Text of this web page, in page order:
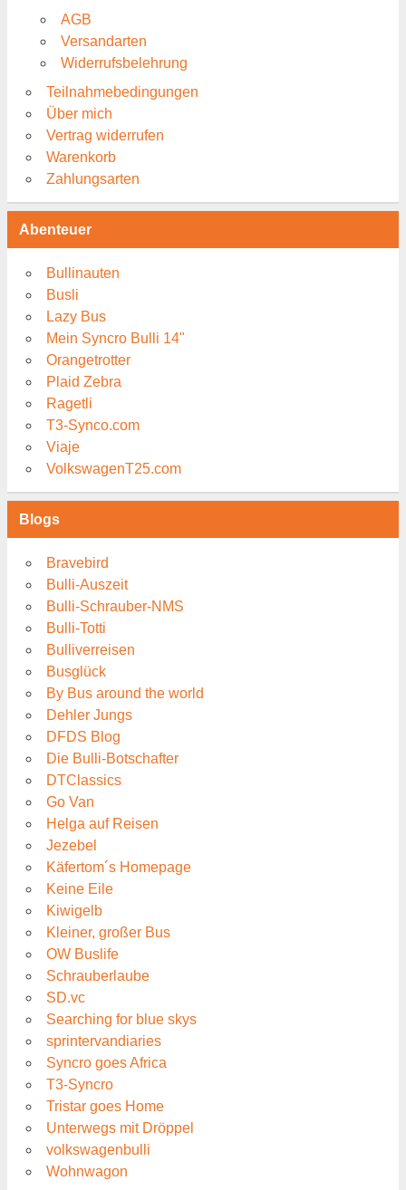
AGB
Versandarten
Widerrufsbelehrung
Teilnahmebedingungen
Über mich
Vertrag widerrufen
Warenkorb
Zahlungsarten
Abenteuer
Bullinauten
Busli
Lazy Bus
Mein Syncro Bulli 14"
Orangetrotter
Plaid Zebra
Ragetli
T3-Synco.com
Viaje
VolkswagenT25.com
Blogs
Bravebird
Bulli-Auszeit
Bulli-Schrauber-NMS
Bulli-Totti
Bulliverreisen
Busglück
By Bus around the world
Dehler Jungs
DFDS Blog
Die Bulli-Botschafter
DTClassics
Go Van
Helga auf Reisen
Jezebel
Käfertom´s Homepage
Keine Eile
Kiwigelb
Kleiner, großer Bus
OW Buslife
Schrauberlaube
SD.vc
Searching for blue skys
sprintervandiaries
Syncro goes Africa
T3-Syncro
Tristar goes Home
Unterwegs mit Dröppel
volkswagenbulli
Wohnwagon